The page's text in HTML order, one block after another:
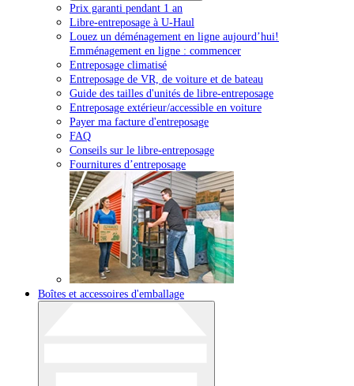
Prix garanti pendant 1 an
Libre-entreposage à U-Haul
Louez un déménagement en ligne aujourd’hui!
Emménagement en ligne : commencer
Entreposage climatisé
Entreposage de VR, de voiture et de bateau
Guide des tailles d'unités de libre-entreposage
Entreposage extérieur/accessible en voiture
Payer ma facture d'entreposage
FAQ
Conseils sur le libre-entreposage
Fournitures d’entreposage
Boîtes et accessoires d'emballage